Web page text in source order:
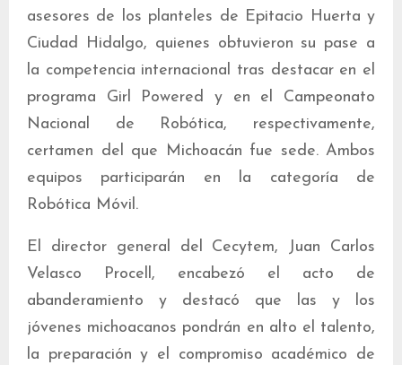
asesores de los planteles de Epitacio Huerta y
Ciudad Hidalgo, quienes obtuvieron su pase a
la competencia internacional tras destacar en el
programa Girl Powered y en el Campeonato
Nacional de Robótica, respectivamente,
certamen del que Michoacán fue sede. Ambos
equipos participarán en la categoría de
Robótica Móvil.
El director general del Cecytem, Juan Carlos
Velasco Procell, encabezó el acto de
abanderamiento y destacó que las y los
jóvenes michoacanos pondrán en alto el talento,
la preparación y el compromiso académico de